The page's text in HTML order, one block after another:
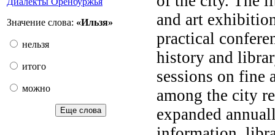
Значение слова: «Ильзя»
нельзя
итого
можно
Еще слова
and art
practical
history and
sessions on fine
among the city
expanded